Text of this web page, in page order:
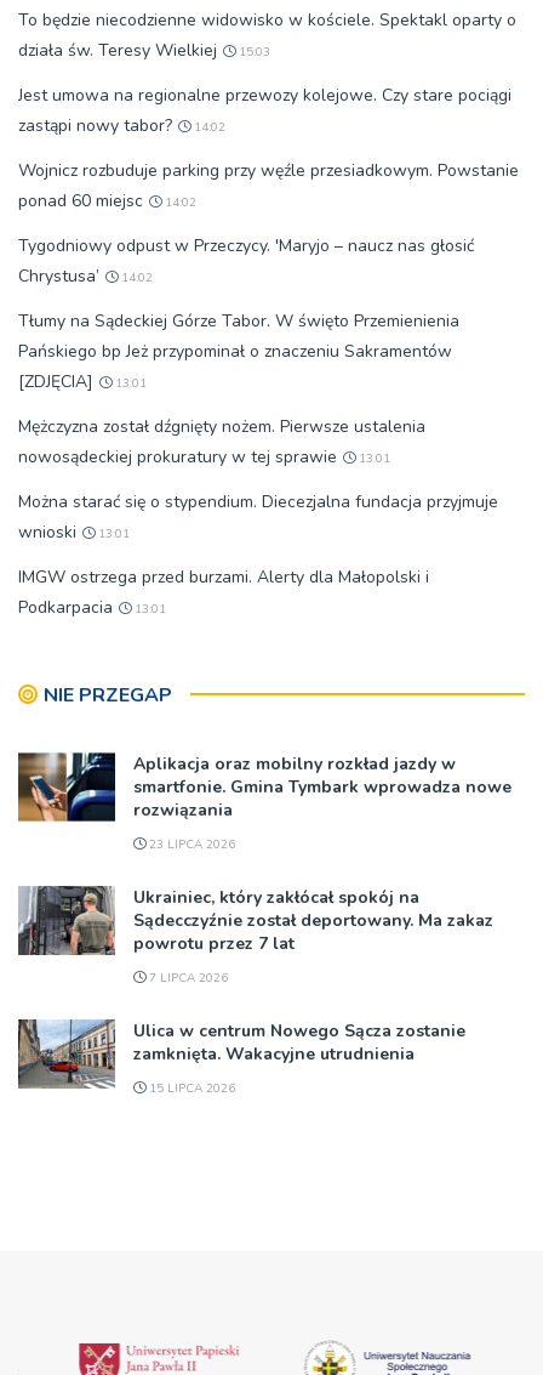
To będzie niecodzienne widowisko w kościele. Spektakl oparty o
działa św. Teresy Wielkiej
15:03
Jest umowa na regionalne przewozy kolejowe. Czy stare pociągi
zastąpi nowy tabor?
14:02
Wojnicz rozbuduje parking przy węźle przesiadkowym. Powstanie
ponad 60 miejsc
14:02
Tygodniowy odpust w Przeczycy. 'Maryjo – naucz nas głosić
Chrystusa’
14:02
Tłumy na Sądeckiej Górze Tabor. W święto Przemienienia
Pańskiego bp Jeż przypominał o znaczeniu Sakramentów
[ZDJĘCIA]
13:01
Mężczyzna został dźgnięty nożem. Pierwsze ustalenia
nowosądeckiej prokuratury w tej sprawie
13:01
Można starać się o stypendium. Diecezjalna fundacja przyjmuje
wnioski
13:01
IMGW ostrzega przed burzami. Alerty dla Małopolski i
Podkarpacia
13:01
NIE PRZEGAP
Aplikacja oraz mobilny rozkład jazdy w
smartfonie. Gmina Tymbark wprowadza nowe
rozwiązania
23 LIPCA 2026
Ukrainiec, który zakłócał spokój na
Sądecczyźnie został deportowany. Ma zakaz
powrotu przez 7 lat
7 LIPCA 2026
Ulica w centrum Nowego Sącza zostanie
zamknięta. Wakacyjne utrudnienia
15 LIPCA 2026